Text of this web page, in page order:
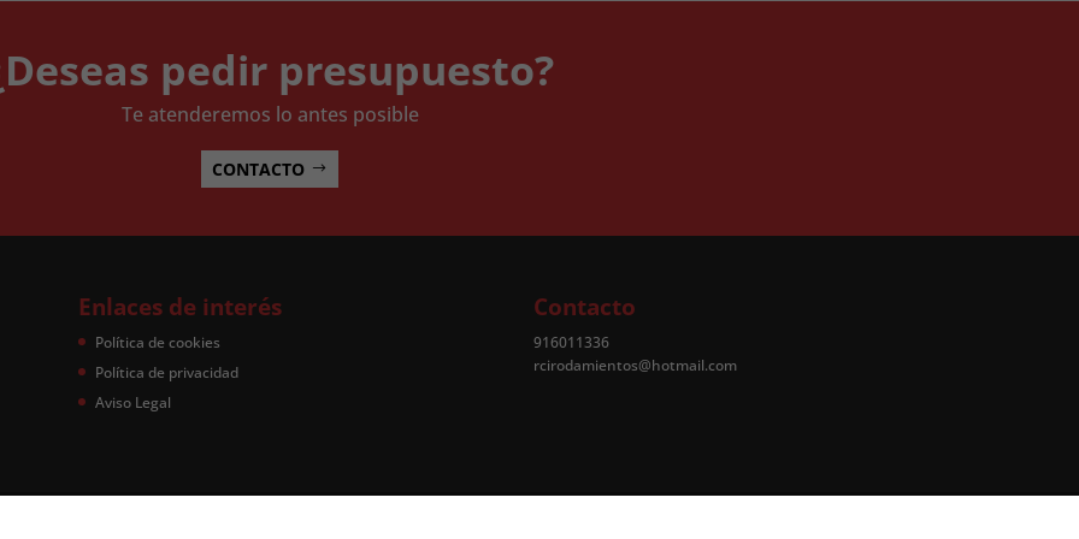
pedir presupuesto?
Te atenderemos lo antes posible
CONTACTO
Enlaces de interés
Política de cookies
Política de privacidad
Aviso Legal
Contacto
916011336
rcirodamientos@hotmail.com